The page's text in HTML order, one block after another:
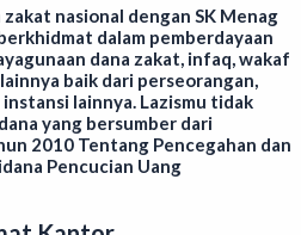
nasional dengan SK Menag
dalam pemberdayaan
dana zakat, infaq, wakaf
baik dari perseorangan,
lainnya. Lazismu tidak
yang bersumber dari
2010 Tentang Pencegahan dan
Pencucian Uang